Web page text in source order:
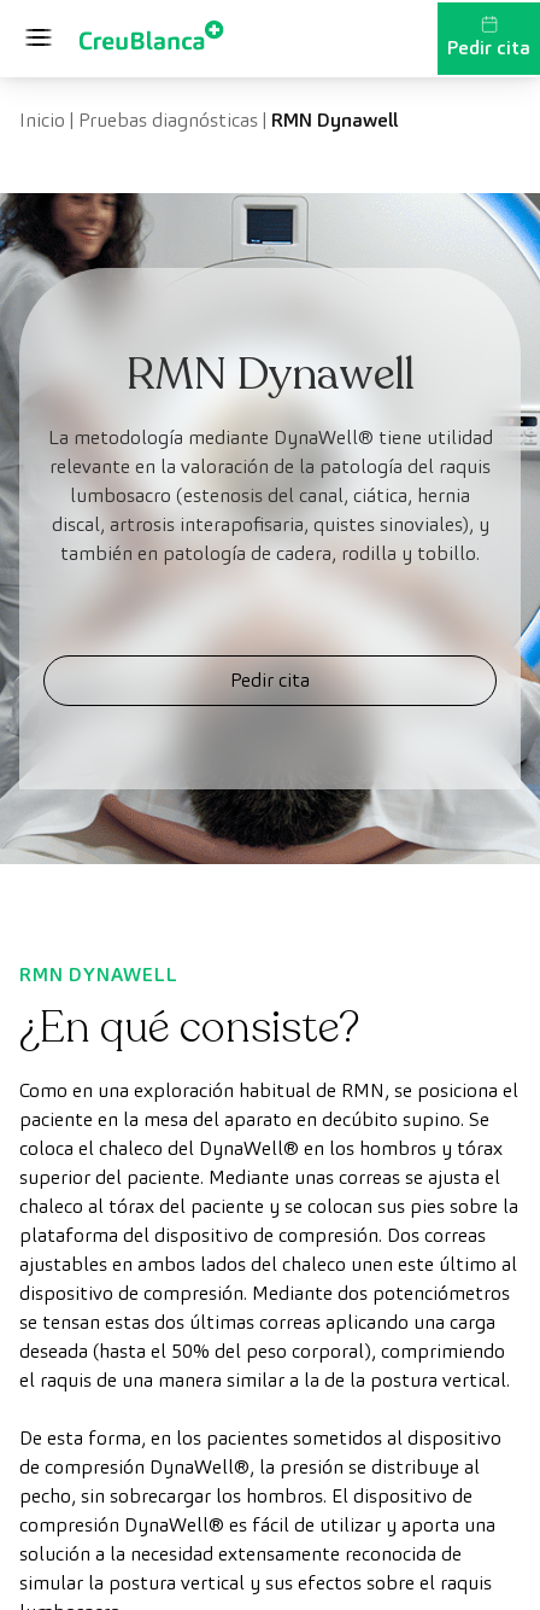
Pedir cita
Inicio | Pruebas diagnósticas| RMN Dynawell
RMN Dynawell
La metodología mediante DynaWell® tiene utilidad
relevante en la valoración de la patología del raquis
lumbosacro (estenosis del canal, ciática, hernia
discal, artrosis interapofisaria, quistes sinoviales), y
también en patología de cadera, rodilla y tobillo.
Pedir cita
RMN DYNAWELL
¿En qué consiste?
Como en una exploración habitual de RMN, se posiciona el
paciente en la mesa del aparato en decúbito supino. Se
coloca el chaleco del DynaWell® en los hombros y tórax
superior del paciente. Mediante unas correas se ajusta el
chaleco al tórax del paciente y se colocan sus pies sobre la
plataforma del dispositivo de compresión. Dos correas
ajustables en ambos lados del chaleco unen este último al
dispositivo de compresión. Mediante dos potenciómetros
se tensan estas dos últimas correas aplicando una carga
deseada (hasta el 50% del peso corporal), comprimiendo
el raquis de una manera similar a la de la postura vertical.
De esta forma, en los pacientes sometidos al dispositivo
de compresión DynaWell®, la presión se distribuye al
pecho, sin sobrecargar los hombros. El dispositivo de
compresión DynaWell® es fácil de utilizar y aporta una
solución a la necesidad extensamente reconocida de
simular la postura vertical y sus efectos sobre el raquis